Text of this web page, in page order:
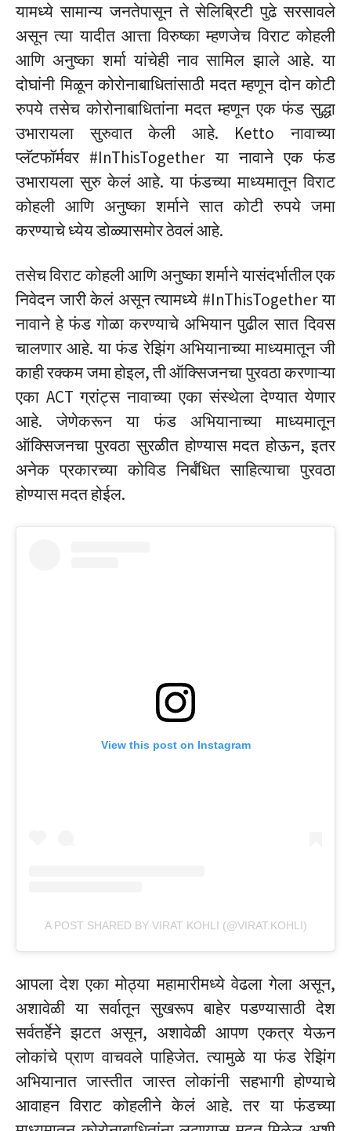
यामध्ये सामान्य जनतेपासून ते सेलिब्रिटी पुढे सरसावले
असून त्या यादीत आत्ता विरुष्का म्हणजेच विराट कोहली
आणि अनुष्का शर्मा यांचेही नाव सामिल झाले आहे. या
दोघांनी मिळून कोरोनाबाधितांसाठी मदत म्हणून दोन कोटी
रुपये तसेच कोरोनाबाधितांना मदत म्हणून एक फंड सुद्धा
उभारायला सुरुवात केली आहे. Ketto नावाच्या
प्लॅटफॉर्मवर #InThisTogether या नावाने एक फंड
उभारायला सुरु केलं आहे. या फंडच्या माध्यमातून विराट
कोहली आणि अनुष्का शर्माने सात कोटी रुपये जमा
करण्याचे ध्येय डोळ्यासमोर ठेवलं आहे.
तसेच विराट कोहली आणि अनुष्का शर्माने यासंदर्भातील एक
निवेदन जारी केलं असून त्यामध्ये #InThisTogether या
नावाने हे फंड गोळा करण्याचे अभियान पुढील सात दिवस
चालणार आहे. या फंड रेझिंग अभियानाच्या माध्यमातून जी
काही रक्कम जमा होइल, ती ऑक्सिजनचा पुरवठा करणाऱ्या
एका ACT ग्रांट्स नावाच्या एका संस्थेला देण्यात येणार
आहे. जेणेकरून या फंड अभियानाच्या माध्यमातून
ऑक्सिजनचा पुरवठा सुरळीत होण्यास मदत होऊन, इतर
अनेक प्रकारच्या कोविड निर्बंधित साहित्याचा पुरवठा
होण्यास मदत होईल.
View this post on Instagram
A POST SHARED BY VIRAT KOHLI (@VIRAT.KOHLI)
आपला देश एका मोठ्या महामारीमध्ये वेढला गेला असून,
अशावेळी या सर्वातून सुखरूप बाहेर पडण्यासाठी देश
सर्वतर्हेने झटत असून, अशावेळी आपण एकत्र येऊन
लोकांचे प्राण वाचवले पाहिजेत. त्यामुळे या फंड रेझिंग
अभियानात जास्तीत जास्त लोकांनी सहभागी होण्याचे
आवाहन विराट कोहलीने केलं आहे. तर या फंडच्या